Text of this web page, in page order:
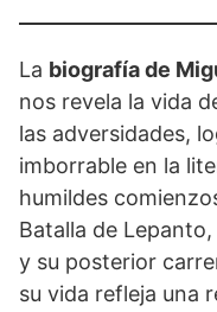
La biografía de
nos revela la vida
las adversidades,
imborrable en la
humildes
Batalla de
y su posterior
su vida refleja una